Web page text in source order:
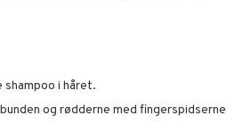
i håret.
og rødderne med fingerspidserne